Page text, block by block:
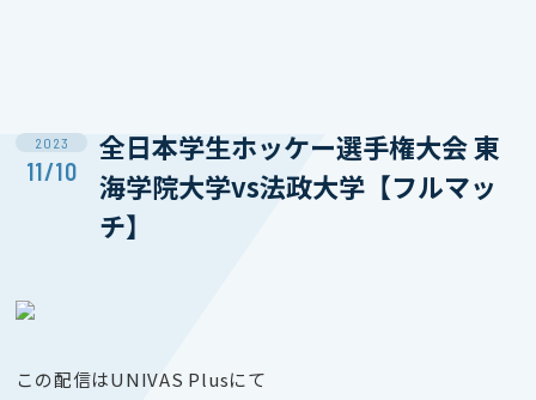
2023
11/10
全日本学生ホッケー選手権大会 東
海学院大学vs法政大学【フルマッ
チ】
この配信はUNIVAS Plusにて